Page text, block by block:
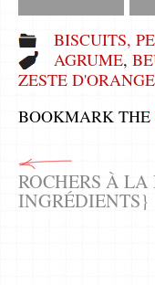
BISCUITS,
AGRUME,
ZESTE D'ORANGE
BOOKMARK THE
ROCHERS À
INGRÉDIENTS}